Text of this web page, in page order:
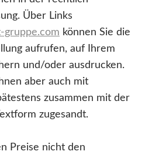
Über Links
gruppe.com können Sie die
aufrufen, auf Ihrem
und/oder ausdrucken.
aber auch mit
zusammen mit der
zugesandt.
Preise nicht den